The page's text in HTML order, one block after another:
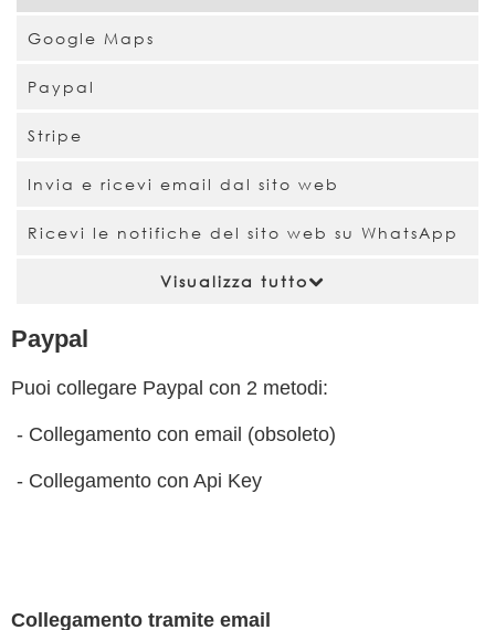
Google Maps
Paypal
Stripe
Invia e ricevi email dal sito web
Ricevi le notifiche del sito web su WhatsApp
Visualizza tutto
Paypal
Puoi collegare Paypal con 2 metodi:
- Collegamento con email (obsoleto)
- Collegamento con Api Key
Collegamento tramite email